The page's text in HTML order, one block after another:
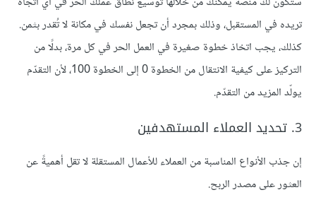
تريده في المستقبل، وذلك بمجرد أن تجعل نفسك في مكانة لا تُقدر بثمن.
كذلك، يجب اتخاذ خطوة صغيرة في العمل الحر في كل مرة، بدلًا من
التركيز على كيفية الانتقال من الخطوة 0 إلى الخطوة 100، لأن التقدّم
يولّد المزيد من التقدّم.
3. تحديد العملاء المستهدفين
إن جذب الأنواع المناسبة من العملاء للأعمال المستقلة لا تقل أهميةً عن
العثور على مصدر الربح.